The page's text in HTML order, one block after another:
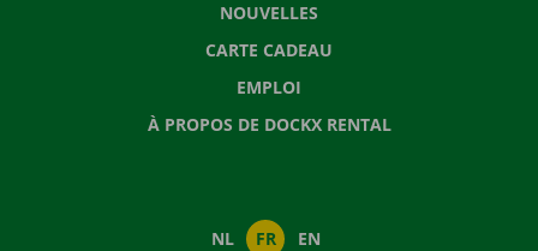
NOUVELLES
CARTE CADEAU
EMPLOI
À PROPOS DE DOCKX RENTAL
NL FR EN